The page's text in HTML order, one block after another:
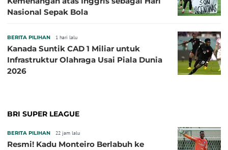
Nasional Sepak Bola
BERITA PILIHAN 1 hari lalu
Kanada Suntik CAD 1 Miliar untuk
Infrastruktur Olahraga Usai Piala Dunia
2026
BRI SUPER LEAGUE
BERITA PILIHAN 22 jam lalu
Resmi! Kadu Monteiro Berlabuh ke